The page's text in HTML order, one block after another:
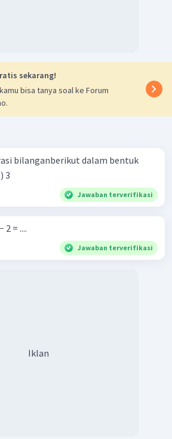
sekarang!
bisa tanya soal ke Forum
bilanganberikut dalam bentuk
) 3
Jawaban terverifikasi
2 = ....
Jawaban terverifikasi
Iklan